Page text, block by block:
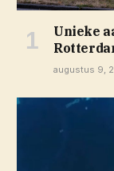
Unieke
augustus 9,